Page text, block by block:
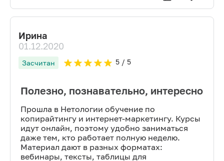
Ирина
01.12.2020
Засчитан 5/ 5
Полезно, познавательно, интересно
Прошла в Нетологии обучение по
копирайтингу и интернет-маркетингу. Курсы
идут онлайн, поэтому удобно заниматься
даже тем, кто работает полную неделю.
Материал дают в разных форматах:
вебинары, тексты, таблицы для